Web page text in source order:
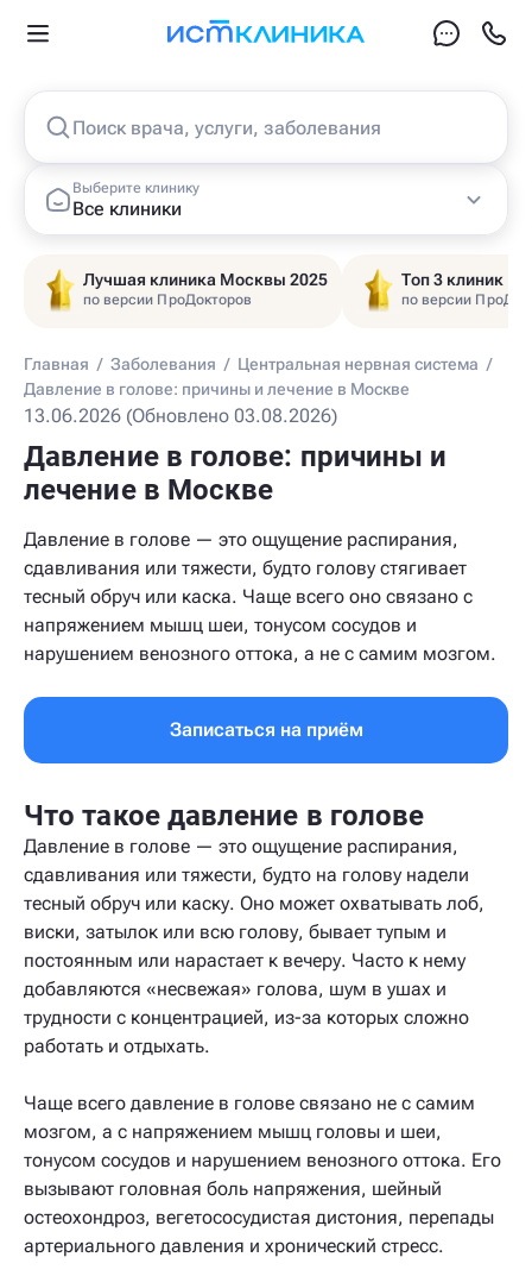
Поиск врача, услуги, заболевания
Выберите клинику
Все клиники
Лучшая клиника Москвы 2025
по версии ПроДокторов
Топ 3 клиник
по версии
Главная / Заболевания / Центральная нервная система /
Давление в голове: причины и лечение в Москве
13.06.2026 (Обновлено 03.08.2026)
Давление в голове: причины и
лечение в Москве
Давление в голове — это ощущение распирания,
сдавливания или тяжести, будто голову стягивает
тесный обруч или каска. Чаще всего оно связано с
напряжением мышц шеи, тонусом сосудов и
нарушением венозного оттока, а не с самим мозгом.
Записаться на приём
Что такое давление в голове
Давление в голове — это ощущение распирания,
сдавливания или тяжести, будто на голову надели
тесный обруч или каску. Оно может охватывать лоб,
виски, затылок или всю голову, бывает тупым и
постоянным или нарастает к вечеру. Часто к нему
добавляются «несвежая» голова, шум в ушах и
трудности с концентрацией, из-за которых сложно
работать и отдыхать.
Чаще всего давление в голове связано не с самим
мозгом, а с напряжением мышц головы и шеи,
тонусом сосудов и нарушением венозного оттока. Его
вызывают головная боль напряжения, шейный
остеохондроз, вегетососудистая дистония, перепады
артериального давления и хронический стресс.